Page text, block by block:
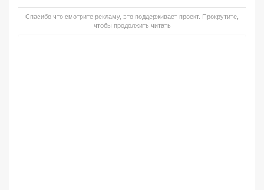
Спасибо что смотрите рекламу, это поддерживает проект. Прокрутите,
чтобы продолжить читать